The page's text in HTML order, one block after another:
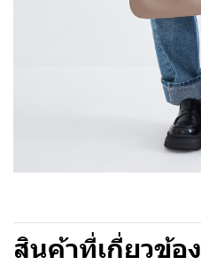
สินค้าที่เกี่ยวข้อง